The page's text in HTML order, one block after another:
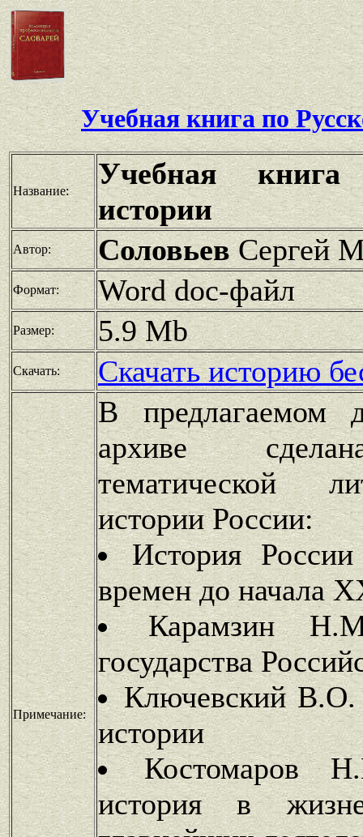
Учебная книга по
Название:
Учебная
истории
Автор: СоловьевСергей
Формат: Word doc-файл
Размер: 5.9 Mb
Скачать: Скачать историю
Примечание:
В предлагаемом
архиве
тематической
истории России:
История
времен до начала
Карамзин
государства
Ключевский В.О.
истории
Костомаров
история в